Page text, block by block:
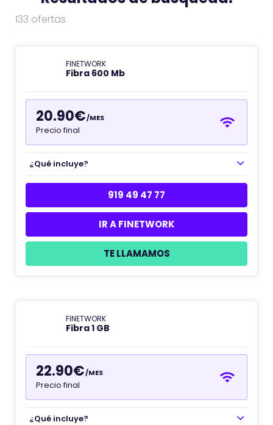
133 ofertas
FINETWORK
Fibra 600 Mb
20.90€/MES
Precio final
¿Qué incluye?
919 49 47 77
IR A FINETWORK
TE LLAMAMOS
FINETWORK
Fibra 1 GB
22.90€/MES
Precio final
¿Qué incluye?